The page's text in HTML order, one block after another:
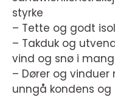
styrke
– Tette og godt
– Takduk og
vind og snø i
– Dører og
unngå kondens og